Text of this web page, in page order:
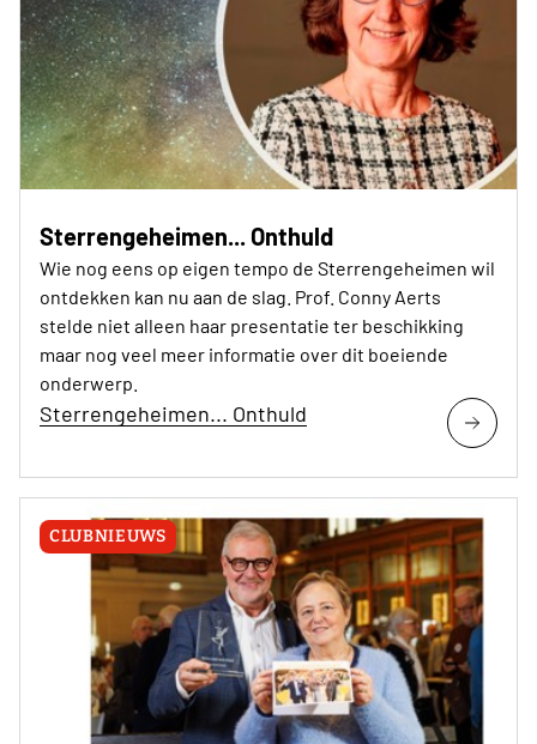
Sterrengeheimen... Onthuld
Wie nog eens op eigen tempo de Sterrengeheimen wil
ontdekken kan nu aan de slag. Prof. Conny Aerts
stelde niet alleen haar presentatie ter beschikking
maar nog veel meer informatie over dit boeiende
onderwerp.
Sterrengeheimen... Onthuld
CLUBNIEUWS